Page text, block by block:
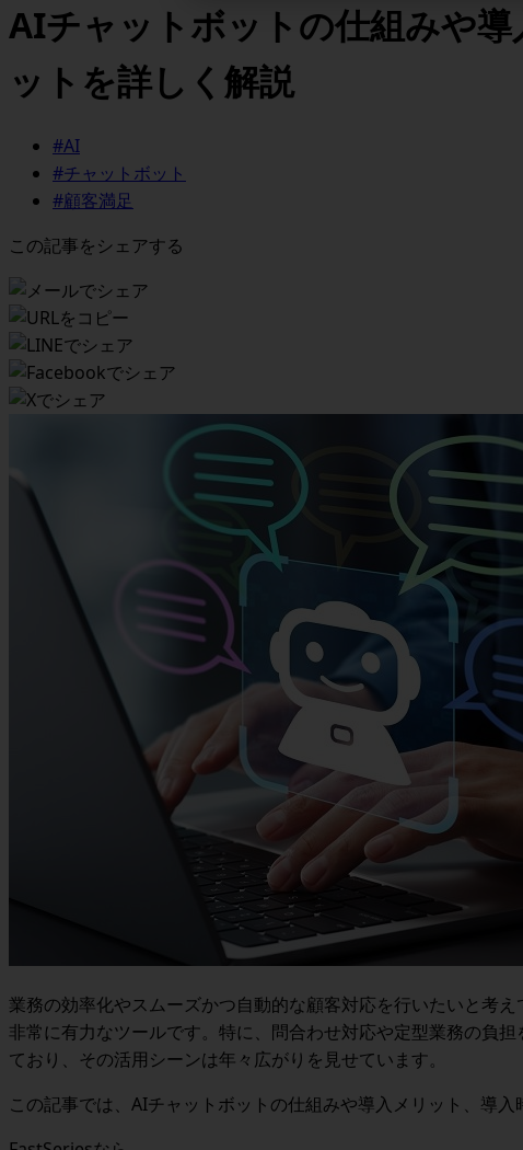
AIチャットボットの仕組みや導
ットを詳しく解説
#AI
#チャットボット
#顧客満足
この記事をシェアする
業務の効率化やスムーズかつ自動的な顧客対応を行いたいと考
非常に有力なツールです。特に、問合わせ対応や定型業務の負
ており、その活用シーンは年々広がりを見せています。
この記事では、AIチャットボットの仕組みや導入メリット、導入